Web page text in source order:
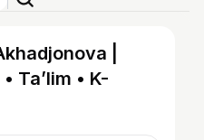
|
Ta’lim • K-